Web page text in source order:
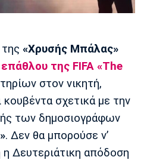
Κηφισιά Πανσερραϊκός
Ρεάλ
Ατλέτικο
Μαδρίτης
«Χρυσής Μπάλας»
της FIFA «The
στον νικητή,
κουβέντα σχετικά με την
των δημοσιογράφων
. Δεν θα μπορούσε ν’
Δευτεριάτικη απόδοση